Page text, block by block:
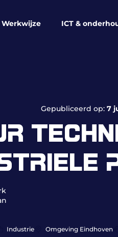
Werkwijze ICT &
Gepubliceerd op: 7
Industrie Omgeving Eindhoven